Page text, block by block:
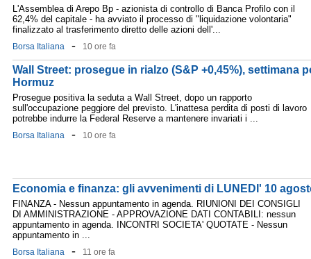
L'Assemblea di Arepo Bp - azionista di controllo di Banca Profilo con il
62,4% del capitale - ha avviato il processo di "liquidazione volontaria"
finalizzato al trasferimento diretto delle azioni dell'...
Borsa Italiana - 10 ore fa
Wall Street: prosegue in rialzo (S&P +0,45%), settimana
Hormuz
Prosegue positiva la seduta a Wall Street, dopo un rapporto
sull'occupazione peggiore del previsto. L'inattesa perdita di posti di lavoro
potrebbe indurre la Federal Reserve a mantenere invariati i ...
Borsa Italiana - 10 ore fa
Economia e finanza: gli avvenimenti di LUNEDI' 10
FINANZA - Nessun appuntamento in agenda. RIUNIONI DEI CONSIGLI
DI AMMINISTRAZIONE - APPROVAZIONE DATI CONTABILI: nessun
appuntamento in agenda. INCONTRI SOCIETA' QUOTATE - Nessun
appuntamento in ...
Borsa Italiana - 11 ore fa